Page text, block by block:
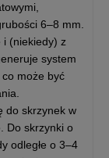
6–8 mm.
i (niekiedy) z
system
co może być
do skrzynek w
Do skrzynki o
odległe o 3–4